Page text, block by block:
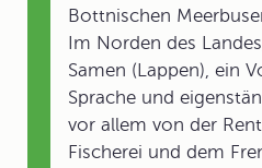
Bottnischen
Im Norden des
Samen (Lappen), ein
Sprache und
vor allem von der
Fischerei und dem